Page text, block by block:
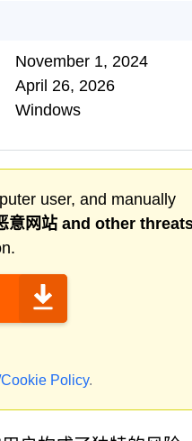
November 1, 2024
April 26, 2026
Windows
user, and manually
意网站 and other
Policy.